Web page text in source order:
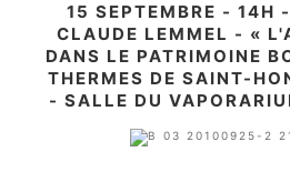
15 SEPTEMBRE - 14H
CLAUDE LEMMEL - «
DANS LE PATRIMOINE
THERMES DE SAINT-
- SALLE DU